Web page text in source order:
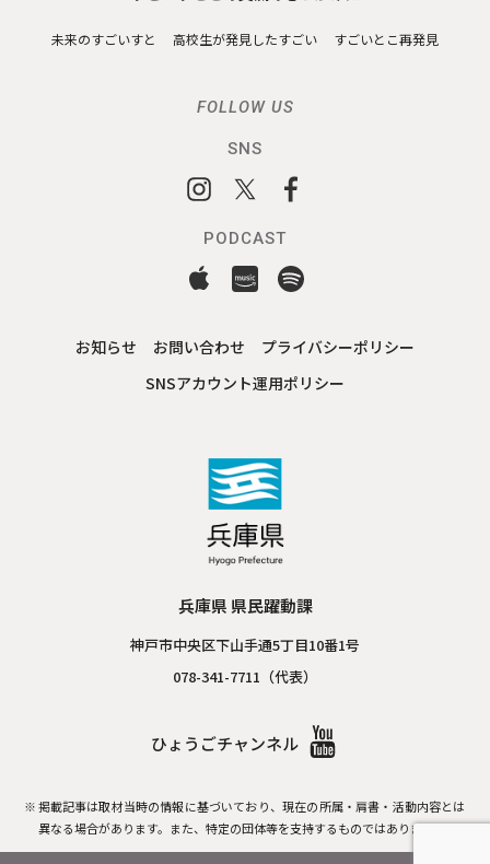
未来のすごいすと 高校生が発見したすごい すごいとこ再発見
FOLLOW US
SNS
PODCAST
お知らせ お問い合わせ
プライバシーポリシー
SNSアカウント運用ポリシー
兵庫県 県民躍動課
神戸市中央区下山手通5丁目10番1号
078-341-7711（代表）
ひょうごチャンネル
掲載記事は取材当時の情報に基づいており、現在の所属・肩書・活動内容とは
異なる場合があります。 また、特定の団体等を支持するものではありません。